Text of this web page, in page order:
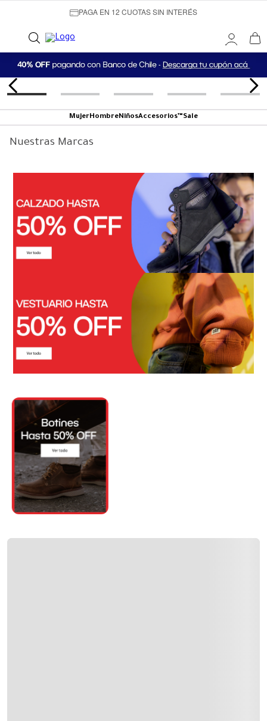
PAGA EN 12 CUOTAS SIN INTERÉS
MujerHombreNiñosAccesorios™Sale
Nuestras Marcas